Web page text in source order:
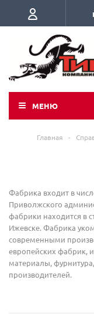
МЕНЮ
Главная -
Фабрика входит в
Приволжского
фабрики находится в
Ижевске. Фабрика
современными
европейских фабрик,
материалы,
производителей.